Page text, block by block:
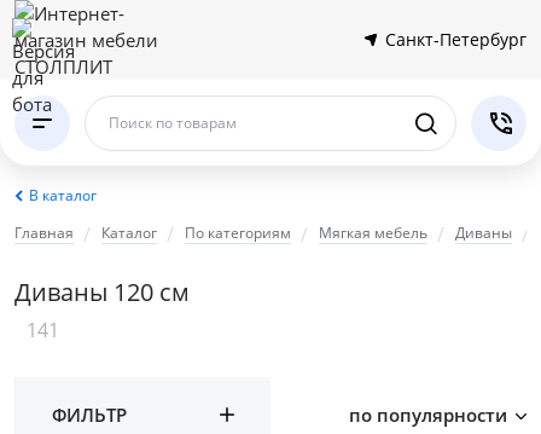
Санкт-Петербург
Поиск по товарам
В каталог
Главная
Каталог По категориям Мягкая мебель Диваны
Диваны 120 см
141
ФИЛЬТР по популярности